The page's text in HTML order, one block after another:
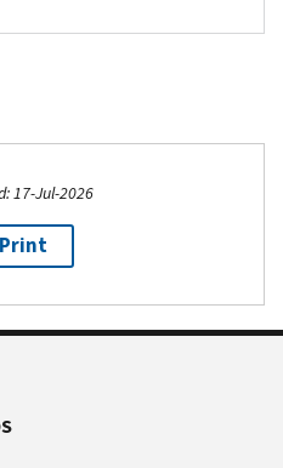
17-Jul-2026
Print